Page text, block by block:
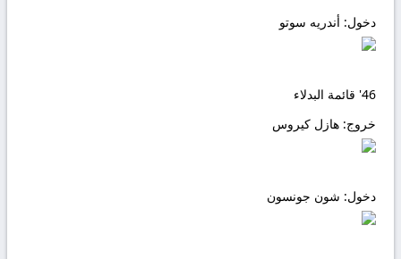
دخول: أندريه سوتو
46' قائمة البدلاء
خروج: هازل كيروس
دخول: شون جونسون